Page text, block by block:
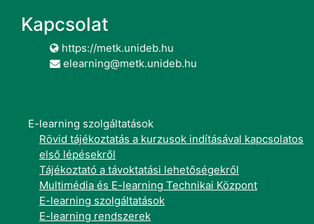
Kapcsolat
https://metk.unideb.hu
elearning@metk.unideb.hu
E-learning szolgáltatások
Rövid tájékoztatás a kurzusok indításával kapcsolatos
első lépésekről
Tájékoztató a távoktatási lehetőségekről
Multimédia és E-learning Technikai Központ
E-learning szolgáltatások
E-learning rendszerek